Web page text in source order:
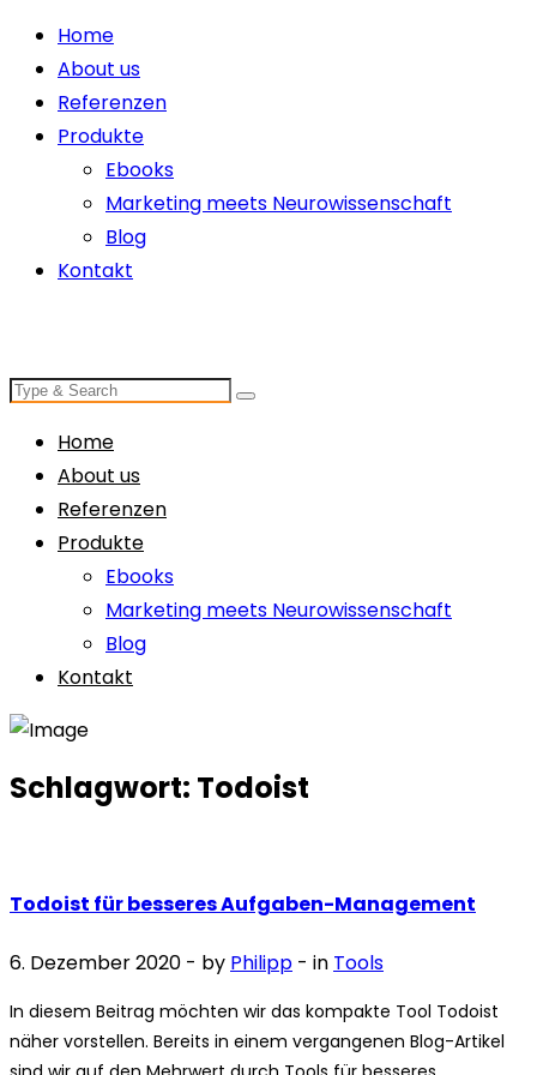
Home
About us
Referenzen
Produkte
Ebooks
Marketing meets Neurowissenschaft
Blog
Kontakt
Home
About us
Referenzen
Produkte
Ebooks
Marketing meets Neurowissenschaft
Blog
Kontakt
Schlagwort: Todoist
Todoist für besseres Aufgaben-Management
6. Dezember 2020 - by Philipp - in Tools
In diesem Beitrag möchten wir das kompakte Tool Todoist
näher vorstellen. Bereits in einem vergangenen Blog-Artikel